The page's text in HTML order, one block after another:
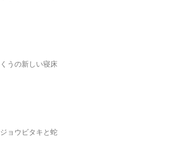
くうの新しい寝床
ジョウビタキと蛇